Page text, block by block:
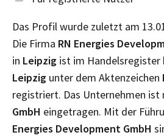
Das Profil wurde zuletzt am
Die Firma RN Energies
in Leipzig ist im
Leipzig unter dem Aktenzeichen
registriert. Das Unternehmen
GmbH eingetragen. Mit der
Energies Development GmbH